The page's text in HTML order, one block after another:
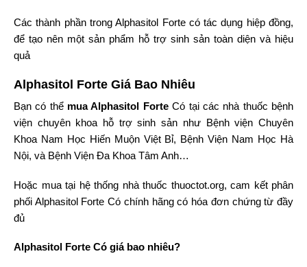
Các thành phần trong Alphasitol Forte có tác dụng hiệp đồng,
để tạo nên một sản phẩm hỗ trợ sinh sản toàn diện và hiệu
quả
Alphasitol Forte Giá Bao Nhiêu
Bạn có thể mua Alphasitol ForteCó tại các nhà thuốc bệnh
viện chuyên khoa hỗ trợ sinh sản như Bệnh viện Chuyên
Khoa Nam Học Hiến Muộn Việt Bỉ, Bệnh Viện Nam Học Hà
Nội, và Bệnh Viện Đa Khoa Tâm Anh…
Hoặc mua tại hệ thống nhà thuốc thuoctot.org, cam kết phân
phối Alphasitol Forte Có chính hãng có hóa đơn chứng từ đầy
đủ
Alphasitol Forte Có giá bao nhiêu?